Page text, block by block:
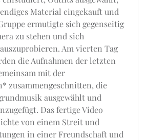
Material eingekauft und
ermutigte sich gegenseitig
zu stehen und sich
Am vierten Tag
die Aufnahmen der letzten
mit der
zusammengeschnitten, die
ausgewählt und
Das fertige Video
von einem Streit und
in einer Freundschaft und